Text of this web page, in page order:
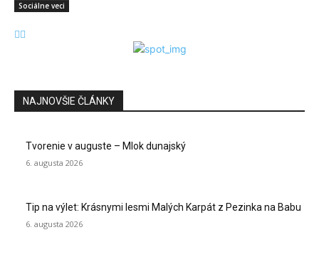
Sociálne veci
NAJNOVŠIE ČLÁNKY
Tvorenie v auguste – Mlok dunajský
6. augusta 2026
Tip na výlet: Krásnymi lesmi Malých Karpát z Pezinka na Babu
6. augusta 2026